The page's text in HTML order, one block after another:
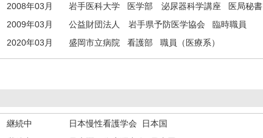
2008年03月
岩手医科大学 医学部 泌尿器科学講座 医局秘書
2009年03月
公益財団法人 岩手県予防医学協会 臨時職員
2020年03月 盛岡市立病院 看護部 職員（医療系）
継続中
日本慢性看護学会 日本国